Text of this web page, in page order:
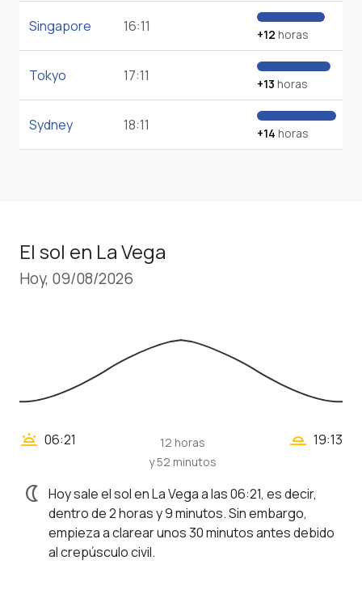
Singapore 16:11 +12 horas
Tokyo 17:11 +13 horas
Sydney 18:11 +14 horas
El sol en La Vega
Hoy, 09/08/2026
wb_twilight 06:21
12 horas
y 52 minutos
wb_twilight_2 19:13
nightlight Hoy sale el sol en La Vega a las 06:21, es decir,
dentro de 2 horas y 9 minutos. Sin embargo,
empieza a clarear unos 30 minutos antes debido
al crepúsculo civil.